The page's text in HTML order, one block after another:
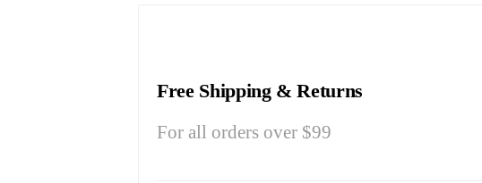
Free Shipping & Returns
For all orders over $99